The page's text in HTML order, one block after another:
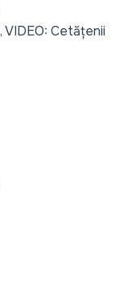
VIDEO: Cetățenii